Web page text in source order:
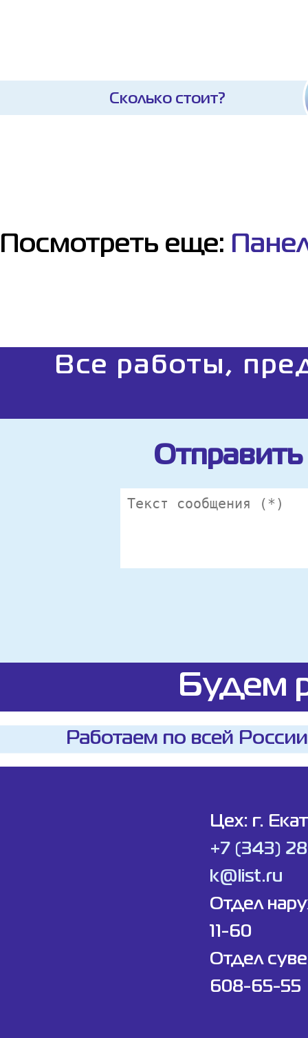
Сколько стоит?
Посмотреть еще:
Все работы,
Отправить
Будем
Работаем по всей
Цех: г.
+7 (343)
k@list.ru
Отдел
11-60
Отдел
608-65-55